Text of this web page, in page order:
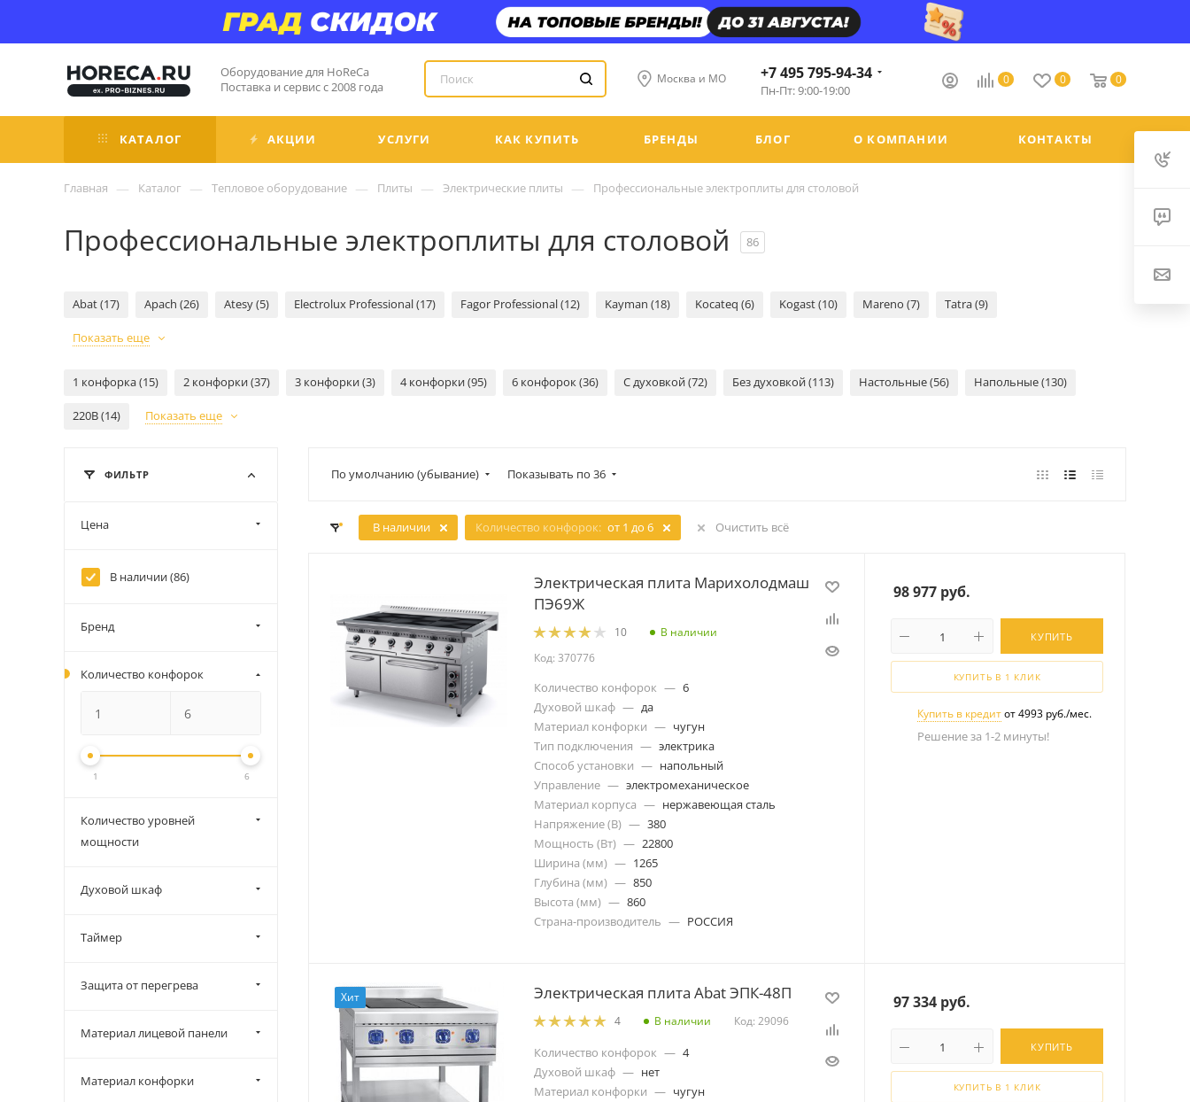
Оборудование для HoReCa
Поставка и сервис с 2008 года
Москва и МО 0 0 0
+7 495 795-94-34
Пн-Пт: 9:00-19:00
КАТАЛОГ АКЦИИ УСЛУГИ КАК КУПИТЬ БРЕНДЫ БЛОГ О КОМПАНИИ КОНТАКТЫ
Главная — Каталог — Тепловое оборудование — Плиты — Электрические плиты — Профессиональные электроплиты для столовой
Профессиональные электроплиты для столовой 86
Abat (17) Apach (26) Atesy (5) Electrolux Professional (17) Fagor Professional (12) Kayman (18) Kocateq (6) Kogast (10) Mareno (7) Tatra (9)
Показать еще
1 конфорка (15) 2 конфорки (37) 3 конфорки (3) 4 конфорки (95) 6 конфорок (36) С духовкой (72) Без духовкой (113) Настольные (56) Напольные (130)
220В (14) Показать еще
По умолчанию (убывание) Показывать по 36
В наличии Количество конфорок: от 1 до 6 Очистить всё
Электрическая плита Марихолодмаш
ПЭ69Ж
10
В наличии
Код: 370776
Количество конфорок — 6
Духовой шкаф — да
Материал конфорки — чугун
Тип подключения — электрика
Способ установки — напольный
Управление — электромеханическое
Материал корпуса — нержавеющая сталь
Напряжение (В) — 380
Мощность (Вт) — 22800
Ширина (мм) — 1265
Глубина (мм) — 850
Высота (мм) — 860
Страна-производитель — РОССИЯ
98 977 руб.
КУПИТЬ
КУПИТЬ В 1 КЛИК
Купить в кредитот 4993 руб./мес.
Решение за 1-2 минуты!
Хит Электрическая плита Abat ЭПК-48П
4 В наличии Код: 29096
Количество конфорок — 4
Духовой шкаф — нет
Материал конфорки — чугун
97 334 руб.
КУПИТЬ
КУПИТЬ В 1 КЛИК
ФИЛЬТР
Цена
В наличии (86)
Бренд
Количество конфорок
1 6
Количество уровней
мощности
Духовой шкаф
Таймер
Защита от перегрева
Материал лицевой панели
Материал конфорки